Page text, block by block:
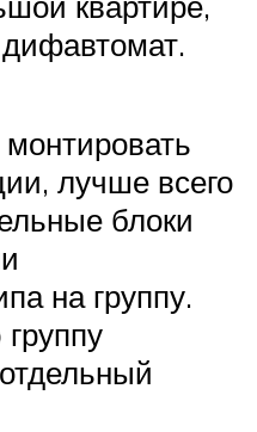
дифавтомат.
лучше всего
блоки
на группу.